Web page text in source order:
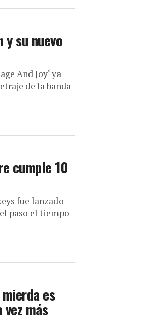
y su nuevo
And Joy‘ ya
de la banda
cumple 10
fue lanzado
paso el tiempo
es
más